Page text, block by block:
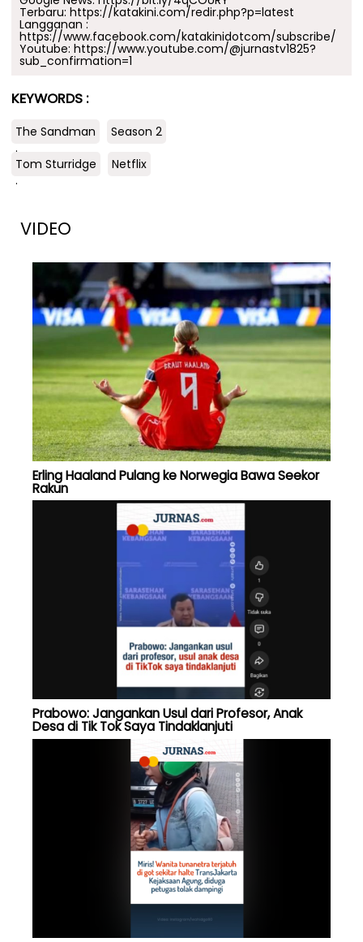
Terbaru: https://katakini.com/redir.php?p=latest
Langganan :
https://www.facebook.com/katakinidotcom/subscribe/
Youtube: https://www.youtube.com/@jurnastv1825?
sub_confirmation=1
KEYWORDS :
The Sandman
Season 2
.
Tom Sturridge
Netflix
.
VIDEO
Erling Haaland Pulang ke Norwegia Bawa Seekor
Rakun
Prabowo: Jangankan Usul dari Profesor, Anak
Desa di Tik Tok Saya Tindaklanjuti